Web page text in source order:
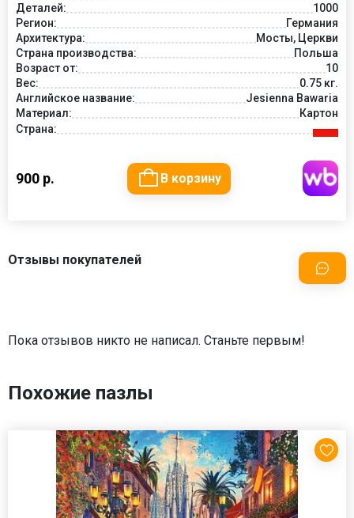
Деталей:
1000
Регион:
Германия
Архитектура:
Мосты, Церкви
Страна производства:
Польша
Возраст от:
10
Вес:
0.75 кг.
Английское название:
Jesienna Bawaria
Материал:
Картон
Страна:
900 р. В корзину
Отзывы покупателей
Пока отзывов никто не написал. Станьте первым!
Похожие пазлы